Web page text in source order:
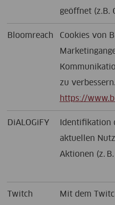
geöffnet (z.B.
Bloomreach
Cookies von
zu verbessern.
https://
DiALOGiFY
Identifikation
aktuellen
Aktionen (z.
Twitch
Mit dem